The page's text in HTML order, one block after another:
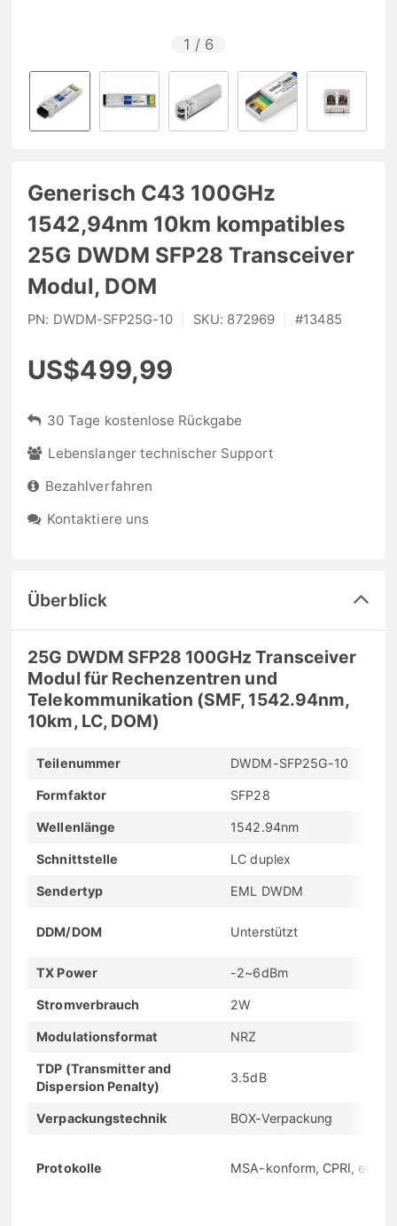
1 / 6
Generisch C43 100GHz
1542,94nm 10km kompatibles
25G DWDM SFP28 Transceiver
Modul, DOM
PN: DWDM-SFP25G-10 SKU: 872969 #13485
US$499,99
30 Tage kostenlose Rückgabe
Lebenslanger technischer Support
Bezahlverfahren
Kontaktiere uns
Überblick
25G DWDM SFP28 100GHz Transceiver
Modul für Rechenzentren und
Telekommunikation (SMF, 1542.94nm,
10km, LC, DOM)
Teilenummer DWDM-SFP25G-10
Formfaktor SFP28
Wellenlänge 1542.94nm
Schnittstelle LC duplex
Sendertyp EML DWDM
DDM/DOM Unterstützt
TX Power -2~6dBm
Stromverbrauch 2W
Modulationsformat NRZ
TDP (Transmitter and
Dispersion Penalty)
3.5dB
Verpackungstechnik BOX-Verpackung
Protokolle MSA-konform, CPRI, eCPRI